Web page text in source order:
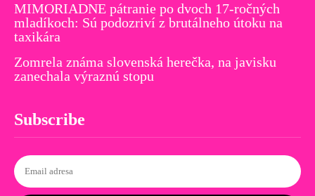
MIMORIADNE pátranie po dvoch 17-ročných
mladíkoch: Sú podozriví z brutálneho útoku na
taxikára
Zomrela známa slovenská herečka, na javisku
zanechala výraznú stopu
Subscribe